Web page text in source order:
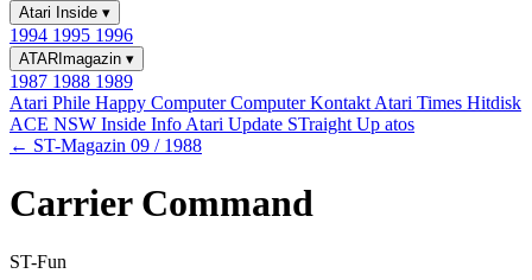
Atari Inside ▾
1994 1995 1996
ATARImagazin ▾
1987 1988 1989
Atari Phile Happy ComputerComputer Kontakt Atari Times Hitdisk
ACE NSW Inside Info Atari Update STraight Up atos
← ST-Magazin 09 / 1988
Carrier Command
ST-Fun